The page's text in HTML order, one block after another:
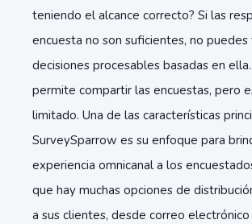
teniendo el alcance correcto? Si las
encuesta no son suficientes, no
decisiones procesables basadas en
permite compartir las encuestas, pero
limitado. Una de las características
SurveySparrow es su enfoque para
experiencia omnicanal a los
que hay muchas opciones de
a sus clientes, desde correo electrónico